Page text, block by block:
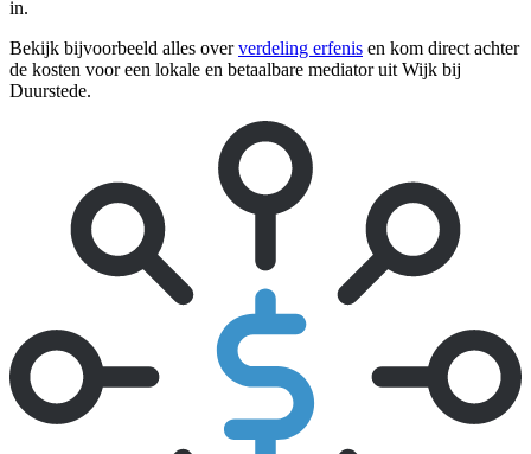
in.
Bekijk bijvoorbeeld alles oververdeling erfenis en kom direct achter
de kosten voor een lokale en betaalbare mediator uit Wijk bij
Duurstede.